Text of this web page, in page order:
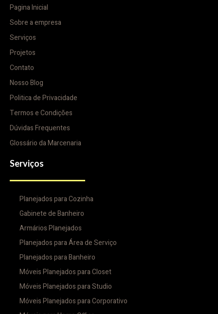
Pagina Inicial
Sobre a empresa
Serviços
Projetos
Contato
Nosso Blog
Politica de Privacidade
Termos e Condições
Dúvidas Frequentes
Glossário da Marcenaria
Serviços
Planejados para Cozinha
Gabinete de Banheiro
Armários Planejados
Planejados para Área de Serviço
Planejados para Banheiro
Móveis Planejados para Closet
Móveis Planejados para Studio
Móveis Planejados para Corporativo